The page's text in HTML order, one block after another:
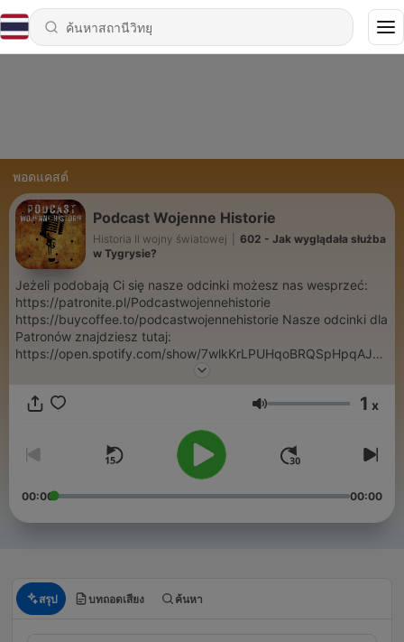
พอดแคสต์
Podcast Wojenne Historie
Historia II wojny światowej
602 - Jak wyglądała służba
w Tygrysie?
Jeżeli podobają Ci się nasze odcinki możesz nas wesprzeć:
https://patronite.pl/Podcastwojennehistorie
https://buycoffee.to/podcastwojennehistorie Nasze odcinki dla
Patronów znajdziesz tutaj:
https://open.spotify.com/show/7wlkKrLPUHqoBRQSpHpqAJ?
si=6MPaNz7ESpWhO50Y3LCDJQ
ระดับเสียง 1 x
00:00 00:00
สรุป บทถอดเสียง ค้นหา